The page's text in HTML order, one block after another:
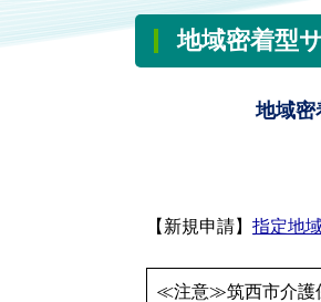
地域密着型
地域密
【新規申請】 指定地
≪注意≫筑西市介護